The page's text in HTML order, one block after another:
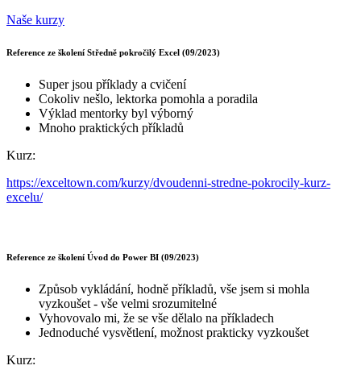
Naše kurzy
Reference ze školení Středně pokročilý Excel (09/2023)
Super jsou příklady a cvičení
Cokoliv nešlo, lektorka pomohla a poradila
Výklad mentorky byl výborný
Mnoho praktických příkladů
Kurz:
https://exceltown.com/kurzy/dvoudenni-stredne-pokrocily-kurz-
excelu/
Reference ze školení Úvod do Power BI (09/2023)
Způsob vykládání, hodně příkladů, vše jsem si mohla
vyzkoušet - vše velmi srozumitelné
Vyhovovalo mi, že se vše dělalo na příkladech
Jednoduché vysvětlení, možnost prakticky vyzkoušet
Kurz: